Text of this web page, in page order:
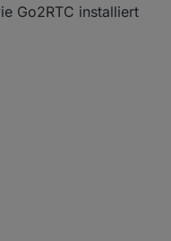
Go2RTC installiert